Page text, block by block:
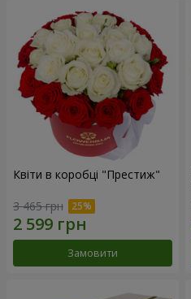
Квіти в коробці "Престиж"
3 465 грн
Замовити